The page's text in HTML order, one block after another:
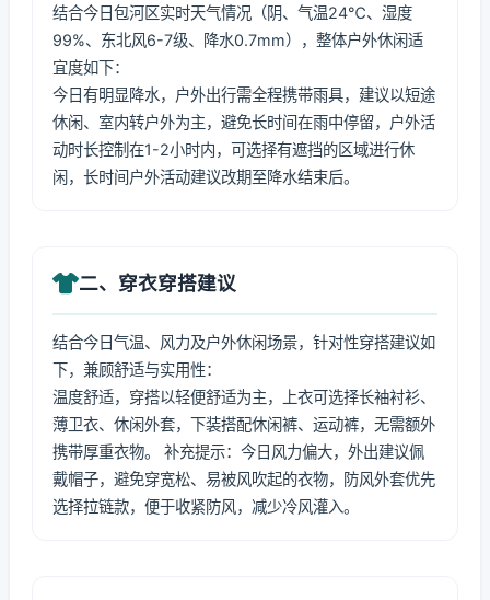
结合今日包河区实时天气情况（阴、气温24℃、湿度
99%、东北风6-7级、降水0.7mm），整体户外休闲适
宜度如下：
今日有明显降水，户外出行需全程携带雨具，建议以短途
休闲、室内转户外为主，避免长时间在雨中停留，户外活
动时长控制在1-2小时内，可选择有遮挡的区域进行休
闲，长时间户外活动建议改期至降水结束后。
二、穿衣穿搭建议
结合今日气温、风力及户外休闲场景，针对性穿搭建议如
下，兼顾舒适与实用性：
温度舒适，穿搭以轻便舒适为主，上衣可选择长袖衬衫、
薄卫衣、休闲外套，下装搭配休闲裤、运动裤，无需额外
携带厚重衣物。 补充提示：今日风力偏大，外出建议佩
戴帽子，避免穿宽松、易被风吹起的衣物，防风外套优先
选择拉链款，便于收紧防风，减少冷风灌入。